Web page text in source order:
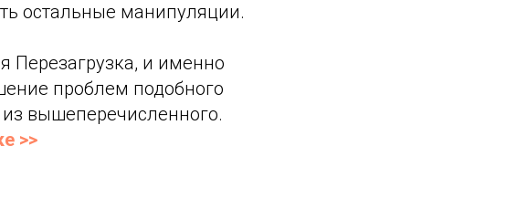
остальные манипуляции.
и именно
проблем подобного
вышеперечисленного.
>>